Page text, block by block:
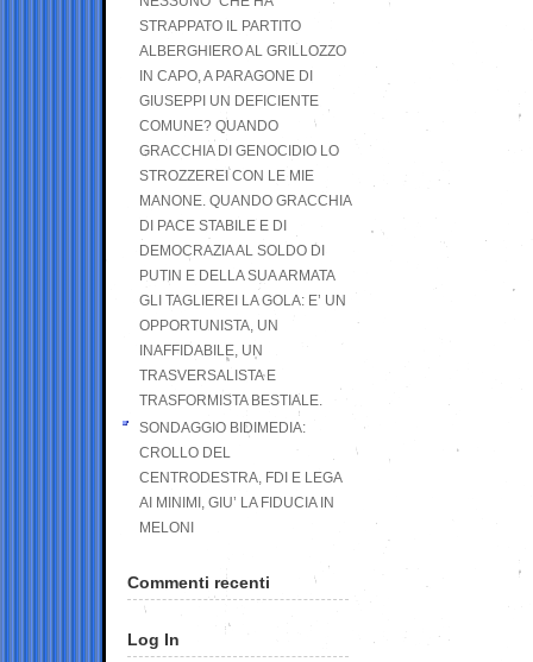
STRAPPATO IL PARTITO
ALBERGHIERO AL GRILLOZZO
IN CAPO, A PARAGONE DI
GIUSEPPI UN DEFICIENTE
COMUNE? QUANDO
GRACCHIA DI GENOCIDIO LO
STROZZEREI CON LE MIE
MANONE. QUANDO GRACCHIA
DI PACE STABILE E DI
DEMOCRAZIA AL SOLDO DI
PUTIN E DELLA SUA ARMATA
GLI TAGLIEREI LA GOLA: E’ UN
OPPORTUNISTA, UN
INAFFIDABILE, UN
TRASVERSALISTA E
TRASFORMISTA BESTIALE.
SONDAGGIO BIDIMEDIA:
CROLLO DEL
CENTRODESTRA, FDI E LEGA
AI MINIMI, GIU’ LA FIDUCIA IN
MELONI
Commenti recenti
Log In